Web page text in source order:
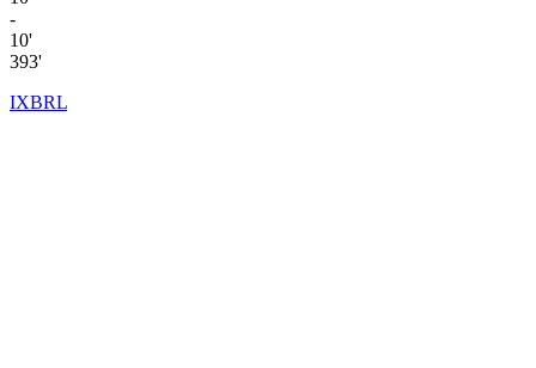
-
10'
393'
IXBRL